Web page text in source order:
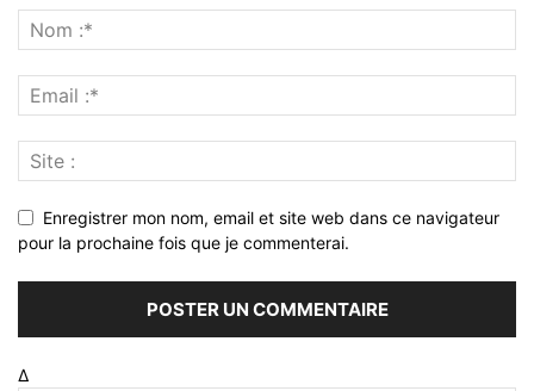
Enregistrer mon nom, email et site web dans ce navigateur
pour la prochaine fois que je commenterai.
Δ